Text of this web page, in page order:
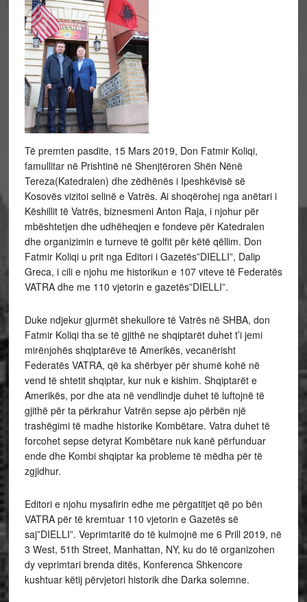
Të premten pasdite, 15 Mars 2019, Don Fatmir Koliqi,
famullitar në Prishtinë në Shenjtëroren Shën Nënë
Tereza(Katedralen) dhe zëdhënës i Ipeshkëvisë së
Kosovës vizitoi selinë e Vatrës. Ai shoqërohej nga anëtari i
Këshillit të Vatrës, biznesmeni Anton Raja, i njohur për
mbështetjen dhe udhëheqjen e fondeve për Katedralen
dhe organizimin e turneve të golfit për këtë qëllim. Don
Fatmir Koliqi u prit nga Editori i Gazetës”DIELLI”, Dalip
Greca, i cili e njohu me historikun e 107 viteve të Federatës
VATRA dhe me 110 vjetorin e gazetës”DIELLI”.
Duke ndjekur gjurmët shekullore të Vatrës në SHBA, don
Fatmir Koliqi tha se të gjithë ne shqiptarët duhet t’i jemi
mirënjohës shqiptarëve të Amerikës, vecanërisht
Federatës VATRA, që ka shërbyer për shumë kohë në
vend të shtetit shqiptar, kur nuk e kishim. Shqiptarët e
Amerikës, por dhe ata në vendlindje duhet të luftojnë të
gjithë për ta përkrahur Vatrën sepse ajo përbën një
trashëgimi të madhe historike Kombëtare. Vatra duhet të
forcohet sepse detyrat Kombëtare nuk kanë përfunduar
ende dhe Kombi shqiptar ka probleme të mëdha për të
zgjidhur.
Editori e njohu mysafirin edhe me përgatitjet që po bën
VATRA për të kremtuar 110 vjetorin e Gazetës së
saj”DIELLI”. Veprimtaritë do të kulmojnë me 6 Prill 2019, në
3 West, 51th Street, Manhattan, NY, ku do të organizohen
dy veprimtari brenda ditës, Konferenca Shkencore
kushtuar këtij përvjetori historik dhe Darka solemne.